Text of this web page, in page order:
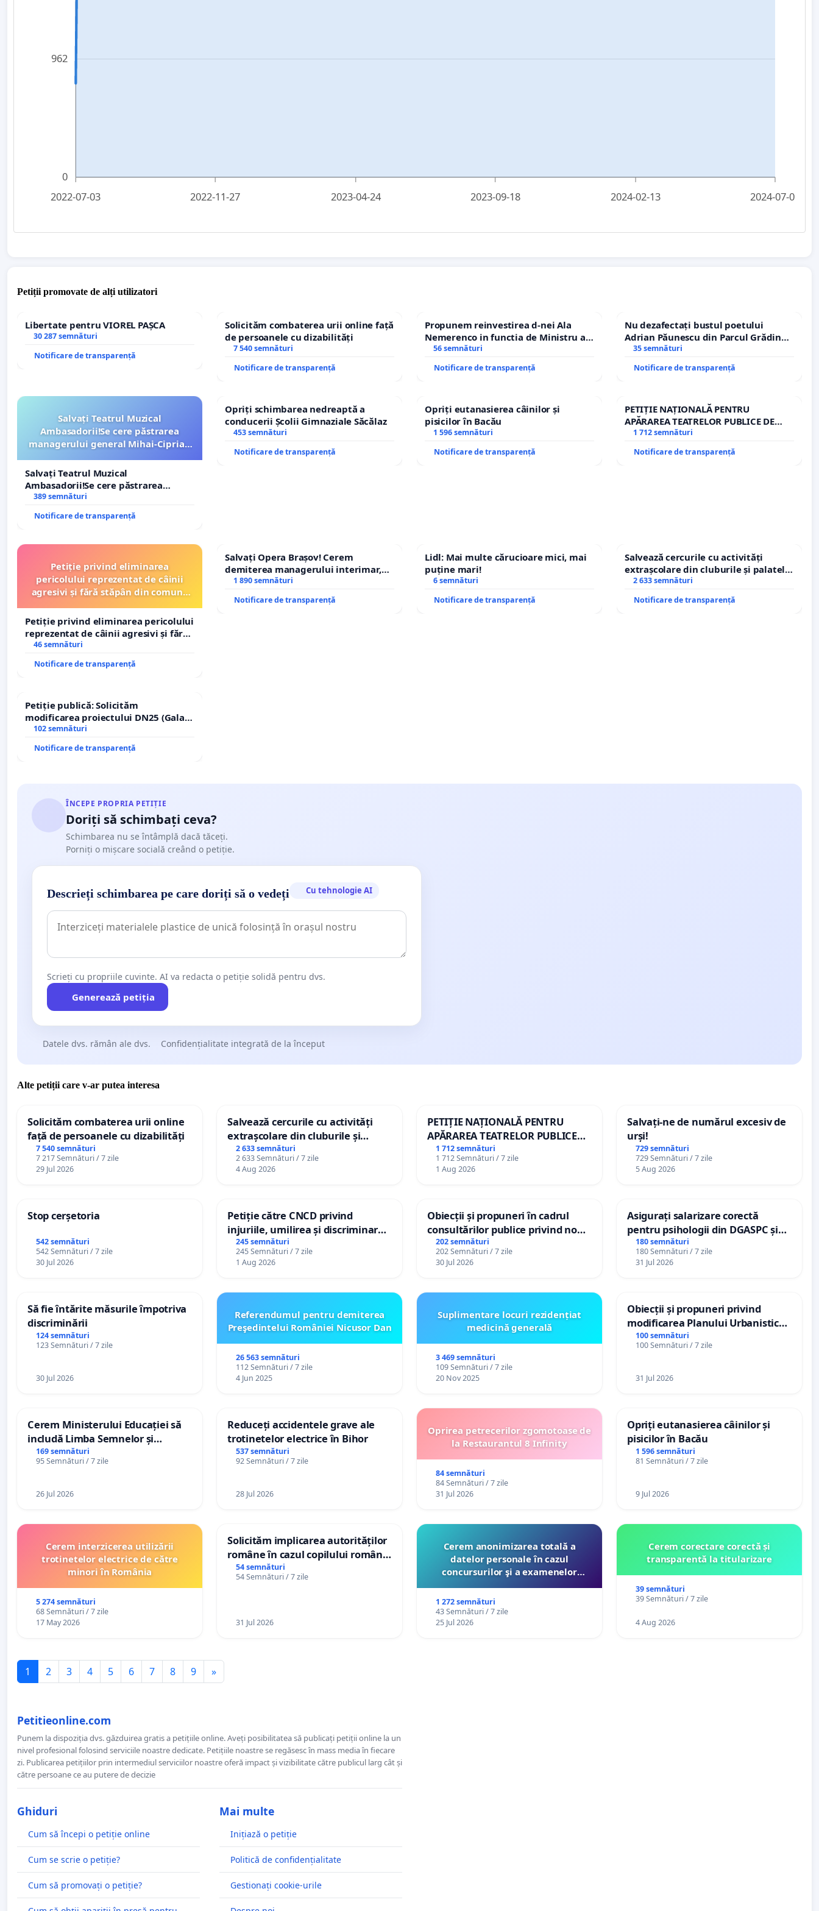
0
962
2022-07-03 2022-11-27 2023-04-24 2023-09-18 2024-02-13 2024-07-09
Petiții promovate de alți utilizatori
Libertate pentru VIOREL PAȘCA
30 287 semnături
Notificare de transparență
Solicităm combaterea urii online față
de persoanele cu dizabilități
7 540 semnături
Notificare de transparență
Propunem reinvestirea d-nei Ala
Nemerenco in functia de Ministru al
Sanatatii
56 semnături
Notificare de transparență
Nu dezafectați bustul poetului
Adrian Păunescu din Parcul Grădina
Icoanei! Stop cenzurii culturale!
35 semnături
Notificare de transparență
Salvați Teatrul Muzical
Ambasadorii!Se cere păstrarea
managerului general Mihai-Ciprian
Salvați Teatrul Muzical
Ambasadorii!Se cere păstrarea
managerului general Mihai-Ciprian
ROGOJAN
389 semnături
Notificare de transparență
Opriți schimbarea nedreaptă a
conducerii Școlii Gimnaziale Săcălaz
453 semnături
Notificare de transparență
Opriți eutanasierea câinilor și
pisicilor în Bacău
1 596 semnături
Notificare de transparență
PETIȚIE NAȚIONALĂ PENTRU
APĂRAREA TEATRELOR PUBLICE DE
REPERTORIU DIN ROMÂNIA
1 712 semnături
Notificare de transparență
Petiție privind eliminarea
pericolului reprezentat de câinii
agresivi și fără stăpân din comuna
Petiție privind eliminarea pericolului
reprezentat de câinii agresivi și fără
stăpân din comuna Tunari
46 semnături
Notificare de transparență
Salvați Opera Brașov! Cerem
demiterea managerului interimar,
Petrean Lucian-Marius!
1 890 semnături
Notificare de transparență
Lidl: Mai multe cărucioare mici, mai
puține mari!
6 semnături
Notificare de transparență
Salvează cercurile cu activități
extrașcolare din cluburile și palatele
copiilor
2 633 semnături
Notificare de transparență
Petiție publică: Solicităm
modificarea proiectului DN25 (Galați
– Hanu Conachi) prin devierea
traseului în afara localităților!
102 semnături
Notificare de transparență
ÎNCEPE PROPRIA PETIȚIE
Doriți să schimbați ceva?
Schimbarea nu se întâmplă dacă tăceți.
Porniți o mișcare socială creând o petiție.
Descrieți schimbarea pe care doriți să o vedeți Cu tehnologie AI
Scrieți cu propriile cuvinte. AI va redacta o petiție solidă pentru dvs.
Generează petiția
Datele dvs. rămân ale dvs. Confidențialitate integrată de la început
Alte petiții care v-ar putea interesa
Solicităm combaterea urii online
față de persoanele cu dizabilități
7 540 semnături
7 217 Semnături / 7 zile
29 Jul 2026
Salvează cercurile cu activități
extrașcolare din cluburile și
palatele copiilor
2 633 semnături
2 633 Semnături / 7 zile
4 Aug 2026
PETIȚIE NAȚIONALĂ PENTRU
APĂRAREA TEATRELOR PUBLICE
DE REPERTORIU DIN ROMÂNIA
1 712 semnături
1 712 Semnături / 7 zile
1 Aug 2026
Salvați-ne de numărul excesiv de
urși!
729 semnături
729 Semnături / 7 zile
5 Aug 2026
Stop cerșetoria
542 semnături
542 Semnături / 7 zile
30 Jul 2026
Petiție către CNCD privind
injuriile, umilirea și discriminarea
persoanelor cu dizabilități de
către utilizatorul TikTok „Gorici”
245 semnături
245 Semnături / 7 zile
1 Aug 2026
Obiecții și propuneri în cadrul
consultărilor publice privind noul
Plan Urbanistic General (PUG)
Ialoveni
202 semnături
202 Semnături / 7 zile
30 Jul 2026
Asigurați salarizare corectă
pentru psihologii din DGASPC și
spitale
180 semnături
180 Semnături / 7 zile
31 Jul 2026
Să fie întărite măsurile împotriva
discriminării
124 semnături
123 Semnături / 7 zile
30 Jul 2026
Referendumul pentru demiterea
Preşedintelui României Nicusor Dan
26 563 semnături
112 Semnături / 7 zile
4 Jun 2025
Suplimentare locuri rezidențiat
medicină generală
3 469 semnături
109 Semnături / 7 zile
20 Nov 2025
Obiecții și propuneri privind
modificarea Planului Urbanistic
General al orașului Ialoveni
100 semnături
100 Semnături / 7 zile
31 Jul 2026
Cerem Ministerului Educației să
includă Limba Semnelor și
alfabetul Braille în școlile din
Republica Moldova!
169 semnături
95 Semnături / 7 zile
26 Jul 2026
Reduceți accidentele grave ale
trotinetelor electrice în Bihor
537 semnături
92 Semnături / 7 zile
28 Jul 2026
Oprirea petrecerilor zgomotoase de
la Restaurantul 8 Infinity
84 semnături
84 Semnături / 7 zile
31 Jul 2026
Opriți eutanasierea câinilor și
pisicilor în Bacău
1 596 semnături
81 Semnături / 7 zile
9 Jul 2026
Cerem interzicerea utilizării
trotinetelor electrice de către
minori în România
5 274 semnături
68 Semnături / 7 zile
17 May 2026
Solicităm implicarea autorităților
române în cazul copilului român
Wiliam Kristian Gheorghe, aflat în
plasament în Danemarca de 12
54 semnături
54 Semnături / 7 zile
31 Jul 2026
Cerem anonimizarea totală a
datelor personale în cazul
concursurilor şi a examenelor
către Ministerul Educaţiei
1 272 semnături
43 Semnături / 7 zile
25 Jul 2026
Cerem corectare corectă și
transparentă la titularizare
39 semnături
39 Semnături / 7 zile
4 Aug 2026
1 2 3 4 5 6 7 8 9 »
Petitieonline.com
Punem la dispoziția dvs. găzduirea gratis a petițiile online. Aveți posibilitatea să publicați petiții online la un
nivel profesional folosind serviciile noastre dedicate. Petițiile noastre se regăsesc în mass media în fiecare
zi. Publicarea petițiilor prin intermediul serviciilor noastre oferă impact și vizibilitate către publicul larg cât și
către persoane ce au putere de decizie
Ghiduri
Cum să începi o petiție online
Cum se scrie o petiție?
Cum să promovați o petiție?
Mai multe
Inițiază o petiție
Politică de confidențialitate
Gestionați cookie-urile